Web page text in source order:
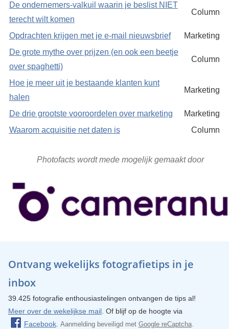
De ondernemers-valkuil waarin je beslist NIET
terecht wilt komen
Column
Opdrachten krijgen met je e-mail nieuwsbrief
Marketing
De grote mythe over prijzen (en ook een beetje
over spaghetti)
Column
Hoe je meer uit je bestaande klanten kunt
halen
Marketing
De drie grootste vooroordelen over marketing
Marketing
Waarom acquisitie net daten is
Column
Photofacts wordt mede mogelijk gemaakt door
Ontvang wekelijks fotografietips in je
inbox
39.425 fotografie enthousiastelingen ontvangen de tips al!
Meer over de wekelijkse mail. Of blijf op de hoogte via
Facebook. Aanmelding beveiligd met Google reCaptcha.